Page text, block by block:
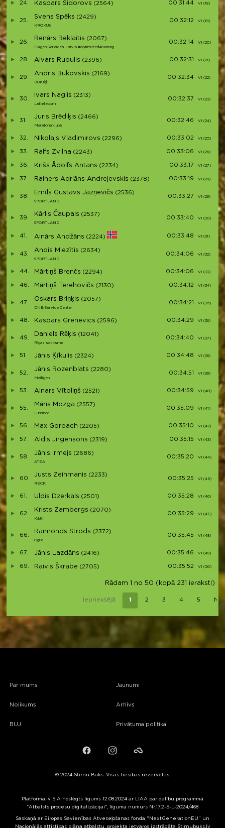
24. Kaspars Sidorovs (2564) 00:31:44 V1 (18)
25.
Svens Spēks (2429)
KROKUS
00:32:12 V1 (19)
26.
Renārs Reklaitis (2067)
Exigen Services Latvia #optimized4running
00:32:14 V1 (20)
28. Aivars Rubulis (2396) 00:32:31 V1 (21)
29.
Andris Bukovskis (2169)
BUKIŅI
00:32:34 V1 (22)
30.
Ivars Naglis (2313)
Lattelecom
00:32:37 V1 (23)
31.
Juris Brēdiķis (2466)
Maratona klubs
00:32:46 V1 (24)
32. Nikolajs Vladimirovs (2296) 00:33:02 V1 (25)
33. Ralfs Zvilna (2243) 00:33:06 V1 (26)
36. Krišs Ādolfs Antans (2234) 00:33:17 V1 (27)
37. Rainers Adriāns Andrejevskis (2378) 00:33:19 V1 (28)
38.
Emīls Gustavs Jazņevičs (2536)
SPORTLAND
00:33:27 V1 (29)
39.
Kārlis Čaupals (2537)
SPORTLAND
00:33:40 V1 (30)
41. Ainārs Andžāns (2224) 00:33:48 V1 (31)
43.
Andis Miezītis (2634)
SPORTLAND
00:34:06 V1 (32)
44. Mārtiņš Brenčs (2294) 00:34:06 V1 (33)
46. Mārtiņš Terehovičs (2130) 00:34:12 V1 (34)
47.
Oskars Briņķis (2057)
DNB Service Center
00:34:21 V1 (35)
48. Kaspars Grenevics (2596) 00:34:29 V1 (36)
49.
Daniels Rēķis (12041)
Rīgas satiksme
00:34:40 V1 (37)
51. Jānis Ķīkulis (2324) 00:34:48 V1 (38)
52.
Jānis Rozenblats (2280)
Mailigen
00:34:51 V1 (39)
53. Ainars Vītoliņš (2521) 00:34:59 V1 (40)
55.
Māris Mozga (2557)
Luminor
00:35:09 V1 (41)
56. Max Gorbach (2205) 00:35:10 V1 (42)
57. Aldis Jirgensons (2319) 00:35:15 V1 (43)
58.
Jānis Irmejs (2686)
ATEA
00:35:20 V1 (44)
60.
Justs Zeihmanis (2233)
RECK
00:35:25 V1 (45)
61. Uldis Dzerkals (2501) 00:35:28 V1 (46)
62.
Krists Zambergs (2070)
K&K
00:35:29 V1 (47)
66.
Raimonds Strods (2372)
Ogre
00:35:45 V1 (48)
67. Jānis Lazdāns (2416) 00:35:46 V1 (49)
69. Raivis Škrabe (2705) 00:35:52 V1 (50)
Rādam 1 no 50 (kopā 231 ieraksti)
Iepriekšējā 1 2 3 4 5
Par mums
Nolikums
BUJ
Jaunumi
Arhīvs
Privātuma politika
FacebookInstagramFailiem.lv
© 2024 Stirnu Buks. Visas tiesības rezervētas.
Platforma.lv SIA noslēgts līgums 12.08.2024 ar LIAA par dalību programmā
"Atbalsts procesu digitalizācijai", līguma numurs Nr.17.2-5-L-2024/468
Saskaņā ar Eiropas Savienības Atveseļošanas fonda “NextGenerationEU” un
Nacionālās attīstības plāna atbalstu, projekta ietvaros izstrādāta Stirnubuks.lv